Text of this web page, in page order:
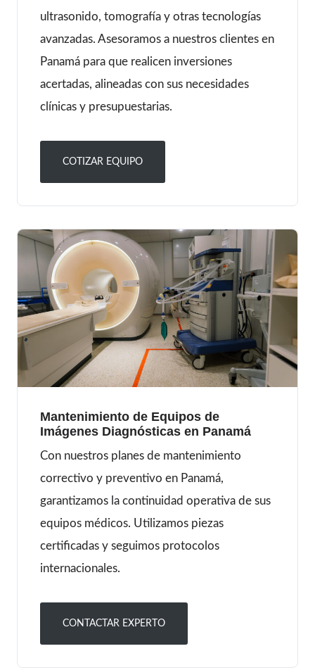
ultrasonido, tomografía y otras tecnologías
avanzadas. Asesoramos a nuestros clientes en
Panamá para que realicen inversiones
acertadas, alineadas con sus necesidades
clínicas y presupuestarias.
COTIZAR EQUIPO
Mantenimiento de Equipos de
Imágenes Diagnósticas en Panamá
Con nuestros planes de mantenimiento
correctivo y preventivo en Panamá,
garantizamos la continuidad operativa de sus
equipos médicos. Utilizamos piezas
certificadas y seguimos protocolos
internacionales.
CONTACTAR EXPERTO